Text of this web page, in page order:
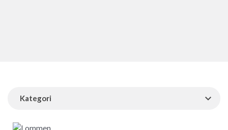
Kategori